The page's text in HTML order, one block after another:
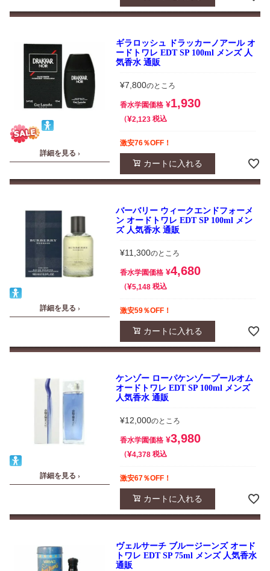
詳細を見る ›
ギラロッシュ ドラッカーノアール オ
ードトワレ EDT SP 100ml メンズ 人
気香水 通販
¥7,800のところ
香水学園価格 ¥1,930
¥2,123 税込
激安76％OFF！
カートに入れる
詳細を見る ›
バーバリー ウィークエンドフォーメ
ン オードトワレ EDT SP 100ml メン
ズ 人気香水 通販
¥11,300のところ
香水学園価格 ¥4,680
¥5,148 税込
激安59％OFF！
カートに入れる
詳細を見る ›
ケンゾー ローパケンゾープールオム
オードトワレ EDT SP 100ml メンズ
人気香水 通販
¥12,000のところ
香水学園価格 ¥3,980
¥4,378 税込
激安67％OFF！
カートに入れる
ヴェルサーチ ブルージーンズ オード
トワレ EDT SP 75ml メンズ 人気香水
通販